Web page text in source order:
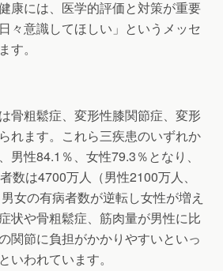
康には、医学的評価と対策が重要
々意識してほしい」というメッセ
す。
骨粗鬆症、変形性膝関節症、変形
れます。これら三疾患のいずれか
男性84.1％、女性79.3％となり、
数は4700万人（男性2100万人、
女の有病者数が逆転し女性が増え
状や骨粗鬆症、筋肉量が男性に比
関節に負担がかかりやすいといっ
いわれています。